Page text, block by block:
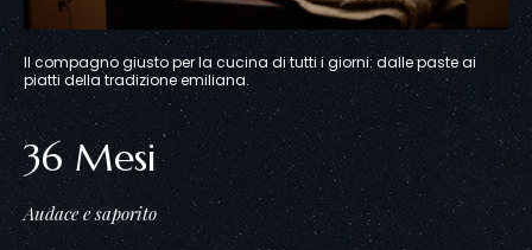
Il compagno giusto per la cucina di tutti i giorni: dalle paste ai
piatti della tradizione emiliana.
36 Mesi
Audace e saporito